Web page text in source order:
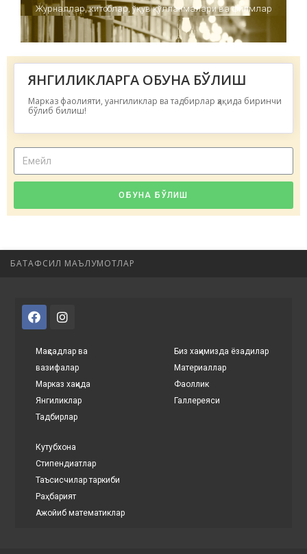
Журналлар, китоблар, ўқув қўлланмалари ва филмлар
ЯНГИЛИКЛАРГА ОБУНА БЎЛИШ
Марказ фаолияти, уангиликлар ва тадбирлар ҳақида биринчи
бўлиб билиш!
ОБУНА БЎЛИШ
БАТАФСИЛ МАЪЛУМОТЛАР
Мақсадлар ва
вазифалар
Марказ хақида
Янгиликлар
Тадбирлар
Биз хақимизда ёзадилар
Материаллар
Фаоллик
Галлереяси
Кутубхона
Стипендиатлар
Таъсисчилар таркиби
Раҳбарият
Ажойиб математиклар